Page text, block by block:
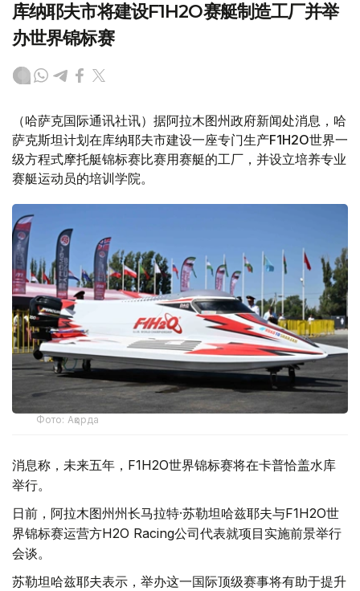
库纳耶夫市将建设F1H2O赛艇制造工厂并举
办世界锦标赛
（哈萨克国际通讯社讯）据阿拉木图州政府新闻处消息，哈
萨克斯坦计划在库纳耶夫市建设一座专门生产F1H2O世界一
级方程式摩托艇锦标赛比赛用赛艇的工厂，并设立培养专业
赛艇运动员的培训学院。
Фото: Ақорда
消息称，未来五年，F1H2O世界锦标赛将在卡普恰盖水库
举行。
日前，阿拉木图州州长马拉特·苏勒坦哈兹耶夫与F1H2O世
界锦标赛运营方H2O Racing公司代表就项目实施前景举行
会谈。
苏勒坦哈兹耶夫表示，举办这一国际顶级赛事将有助于提升